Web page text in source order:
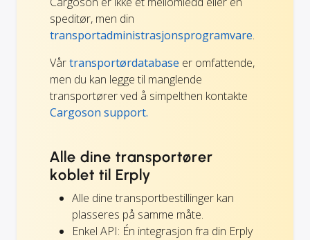
speditør, men din
transportadministrasjonsprogramvare.
Vårtransportørdatabase er omfattende,
men du kan legge til manglende
transportører ved å simpelthen kontakte
Cargoson support.
Alle dine transportører
koblet til Erply
Alle dine transportbestillinger kan
plasseres på samme måte.
Enkel API: Én integrasjon fra din Erply